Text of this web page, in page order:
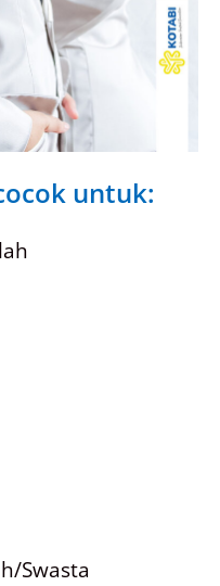
untuk:
Swasta